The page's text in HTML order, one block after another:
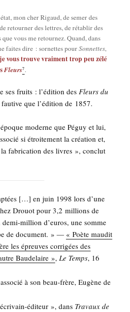
mon cher Rigaud, de semer des
retour­ner des lettres, de réta­blir des
que vous me retour­nez. Quand, dans
faites dire : sor­nettes pourSon­nettes,
je vous trouve vrai­ment trop peu zélé
Fleurs7.
ses fruits : l’édition desFleurs du
que l’édition de 1857.
moderne que Péguy et lui,
si étroi­te­ment la créa­tion et,
fabri­ca­tion des livres », conclut
[…] en juin 1998 lors d’une
Drouot pour 3,2 mil­lions de
demi-mil­lion d’euros, une somme
de docu­ment. » — « Poète mau­dit
les épreuves cor­ri­gées des
Bau­de­laire »,Le Temps, 16
à son beau-frère, Eugène de
édi­teur », dans Tra­vaux de